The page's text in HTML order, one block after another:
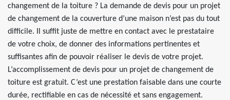
changement de la toiture ? La demande de devis pour un projet
de changement de la couverture d’une maison n’est pas du tout
difficile. Il suffit juste de mettre en contact avec le prestataire
de votre choix, de donner des informations pertinentes et
suffisantes afin de pouvoir réaliser le devis de votre projet.
L’accomplissement de devis pour un projet de changement de
toiture est gratuit. C’est une prestation faisable dans une courte
durée, rectifiable en cas de nécessité et sans engagement.